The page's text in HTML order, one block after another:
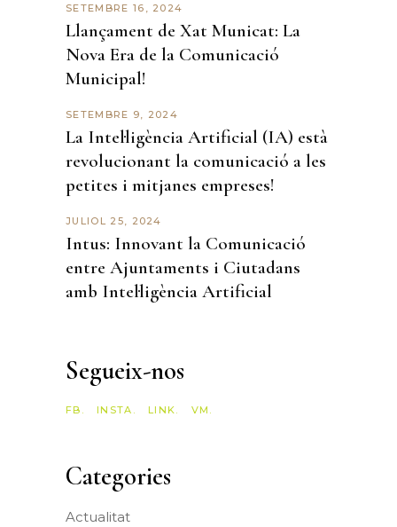
SETEMBRE 16, 2024
Llançament de Xat Municat: La
Nova Era de la Comunicació
Municipal!
SETEMBRE 9, 2024
La Intel·ligència Artificial (IA) està
revolucionant la comunicació a les
petites i mitjanes empreses!
JULIOL 25, 2024
Intus: Innovant la Comunicació
entre Ajuntaments i Ciutadans
amb Intel·ligència Artificial
Segueix-nos
FB. INSTA. LINK. VM.
Categories
Actualitat